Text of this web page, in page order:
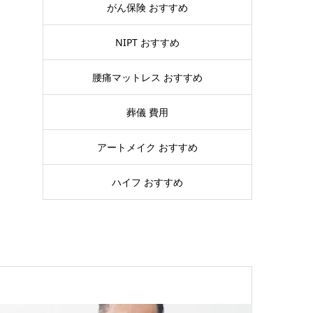
がん保険 おすすめ
NIPT おすすめ
腰痛マットレス おすすめ
葬儀 費用
アートメイク おすすめ
ハイフ おすすめ